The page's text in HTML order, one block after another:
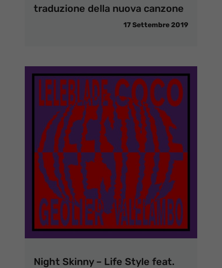
traduzione della nuova canzone
17 Settembre 2019
Night Skinny – Life Style feat.